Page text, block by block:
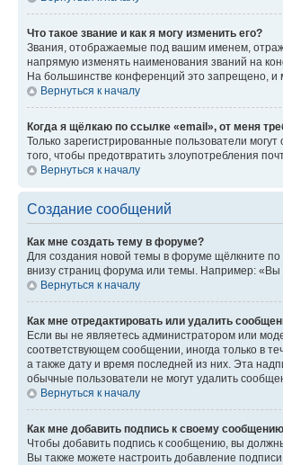
Что такое звание и как я могу изменить его?
Звания, отображаемые под вашим именем,
напрямую изменять наименования званий на
На большинстве конференций это запрещено, и
Вернуться к началу
Когда я щёлкаю по ссылке «email», от меня
Только зарегистрированные пользователи
того, чтобы предотвратить злоупотребления
Вернуться к началу
Создание сообщений
Как мне создать тему в форуме?
Для создания новой темы в форуме щёлкните по
внизу страниц форума или темы. Например: «Вы
Вернуться к началу
Как мне отредактировать или удалить
Если вы не являетесь администратором или
соответствующем сообщении, иногда только в
а также дату и время последней из них. Эта
обычные пользователи не могут удалить
Вернуться к началу
Как мне добавить подпись к своему
Чтобы добавить подпись к сообщению, вы
Вы также можете настроить добавление